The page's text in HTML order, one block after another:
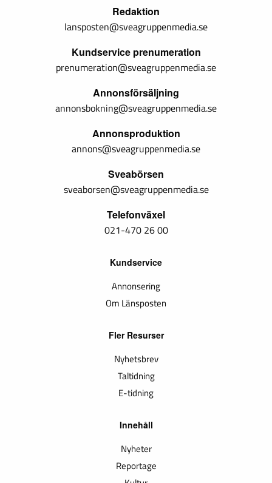
Redaktion
lansposten@sveagruppenmedia.se
Kundservice prenumeration
prenumeration@sveagruppenmedia.se
Annonsförsäljning
annonsbokning@sveagruppenmedia.se
Annonsproduktion
annons@sveagruppenmedia.se
Sveabörsen
sveaborsen@sveagruppenmedia.se
Telefonväxel
021-470 26 00
Kundservice
Annonsering
Om Länsposten
Fler Resurser
Nyhetsbrev
Taltidning
E-tidning
Innehåll
Nyheter
Reportage